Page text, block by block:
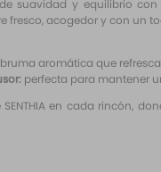
suavidad y equilibrio con
fresco, acogedor y con un
bruma aromática que
perfecta para mantener
en cada rincón,